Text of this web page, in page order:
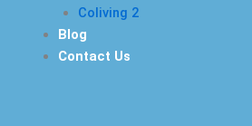
Coliving 2
Blog
Contact Us